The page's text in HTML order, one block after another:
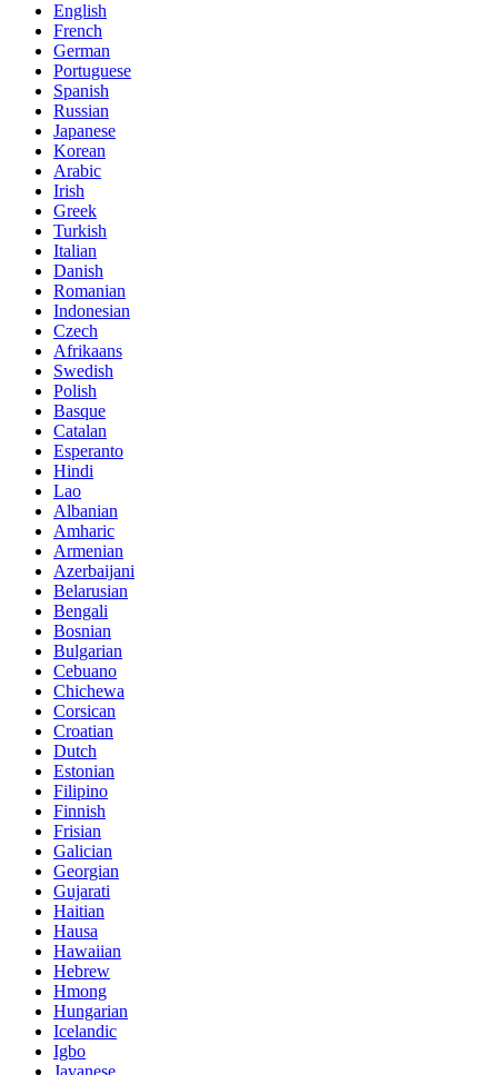
English
French
German
Portuguese
Spanish
Russian
Japanese
Korean
Arabic
Irish
Greek
Turkish
Italian
Danish
Romanian
Indonesian
Czech
Afrikaans
Swedish
Polish
Basque
Catalan
Esperanto
Hindi
Lao
Albanian
Amharic
Armenian
Azerbaijani
Belarusian
Bengali
Bosnian
Bulgarian
Cebuano
Chichewa
Corsican
Croatian
Dutch
Estonian
Filipino
Finnish
Frisian
Galician
Georgian
Gujarati
Haitian
Hausa
Hawaiian
Hebrew
Hmong
Hungarian
Icelandic
Igbo
Javanese